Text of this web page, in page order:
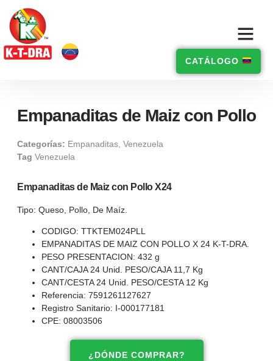
CATÁLOGO
Empanaditas de Maiz con Pollo
Categorías: Empanaditas Venezuela
Tag Venezuela
Empanaditas de Maiz con Pollo X24
Tipo: Queso, Pollo, De Maíz.
CODIGO: TTKTEM024PLL
EMPANADITAS DE MAIZ CON POLLO X 24 K-T-DRA.
PESO PRESENTACION: 432 g
CANT/CAJA 24 Unid. PESO/CAJA 11,7 Kg
CANT/CESTA 24 Unid. PESO/CESTA 12 Kg
Referencia: 7591261127627
Registro Sanitario: I-000177181
CPE: 08003506
¿DÓNDE COMPRAR?